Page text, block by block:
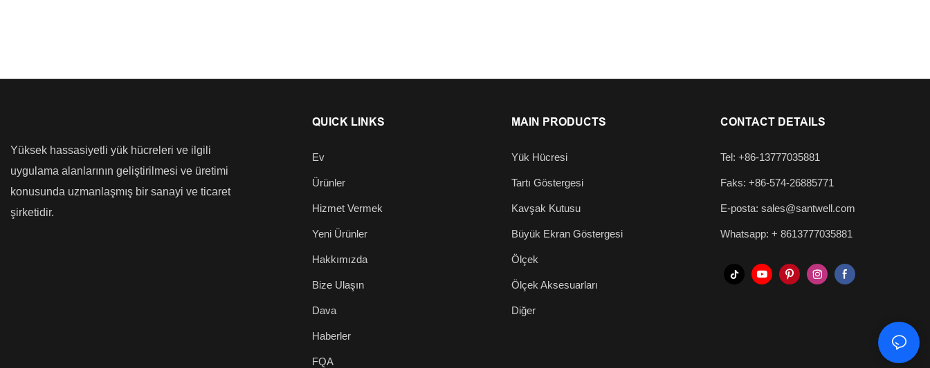
Yüksek hassasiyetli yük hücreleri ve ilgili
uygulama alanlarının geliştirilmesi ve üretimi
konusunda uzmanlaşmış bir sanayi ve ticaret
şirketidir.
QUICK LINKS
Ev
Ürünler
Hizmet Vermek
Yeni Ürünler
Hakkımızda
Bize Ulaşın
Dava
Haberler
FQA
MAIN PRODUCTS
Yük Hücresi
Tartı Göstergesi
Kavşak Kutusu
Büyük Ekran Göstergesi
Ölçek
Ölçek Aksesuarları
Diğer
CONTACT DETAILS
Tel: +86-13777035881
Faks: +86-574-26885771
E-posta: sales@santwell.com
Whatsapp: + 8613777035881